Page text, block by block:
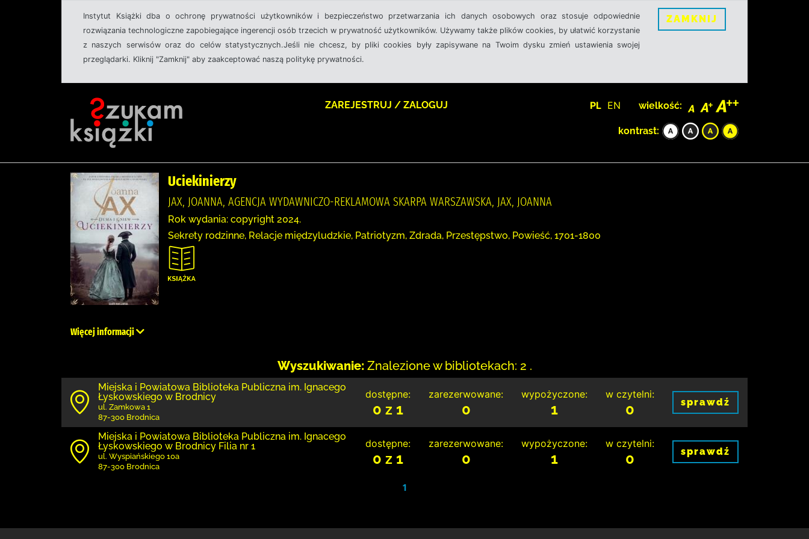
Instytut Książki dba o ochronę prywatności użytkowników i bezpieczeństwo przetwarzania ich danych osobowych oraz stosuje odpowiednie
rozwiązania technologiczne zapobiegające ingerencji osób trzecich w prywatność użytkowników. Używamy także plików cookies, by ułatwić korzystanie
z naszych serwisów oraz do celów statystycznych.Jeśli nie chcesz, by pliki cookies były zapisywane na Twoim dysku zmień ustawienia swojej
przeglądarki. Kliknij "Zamknij" aby zaakceptować naszą politykę prywatności.
ZAMKNIJ
ZAREJESTRUJ / ZALOGUJ PL EN wielkość:
kontrast:
Uciekinierzy
JAX, JOANNA, AGENCJA WYDAWNICZO-REKLAMOWA SKARPA WARSZAWSKA, JAX, JOANNA
Rok wydania: copyright 2024.
Sekrety rodzinne, Relacje międzyludzkie, Patriotyzm, Zdrada, Przestępstwo, Powieść, 1701-1800
Więcej informacji
Wyszukiwanie: Znalezione w bibliotekach: 2 .
Miejska i Powiatowa Biblioteka Publiczna im. Ignacego
Łyskowskiego w Brodnicy
ul. Zamkowa 1
87-300 Brodnica
dostępne:
0 z 1
zarezerwowane:
0
wypożyczone:
1
w czytelni:
0 sprawdź
Miejska i Powiatowa Biblioteka Publiczna im. Ignacego
Łyskowskiego w Brodnicy Filia nr 1
ul. Wyspiańskiego 10a
87-300 Brodnica
dostępne:
0 z 1
zarezerwowane:
0
wypożyczone:
1
w czytelni:
0 sprawdź
1